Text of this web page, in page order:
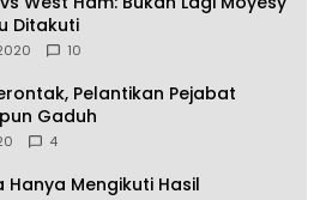
Ditakuti
10
Pelantikan Pejabat
Gaduh
4
Hanya Mengikuti Hasil